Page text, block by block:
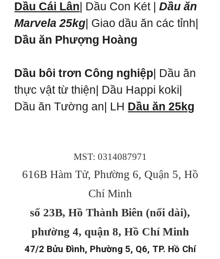
Dầu Cái Lân| Dầu Con Két |Dầu ăn
Marvela 25kg| Giao dầu ăn các tỉnh|
Dầu ăn Phượng Hoàng
Dầu bôi trơn Công nghiệp| Dầu ăn
thực vật từ thiện| Dầu Happi koki|
Dầu ăn Tường an| LH Dầu ăn 25kg
MST: 0314087971
616B Hàm Tử, Phường 6, Quận 5, Hồ
Chí Minh
số 23B, Hồ Thành Biên (nối dài),
phường 4, quận 8, Hồ Chí Minh
47/2 Bửu Đình, Phường 5, Q6, TP. Hồ Chí